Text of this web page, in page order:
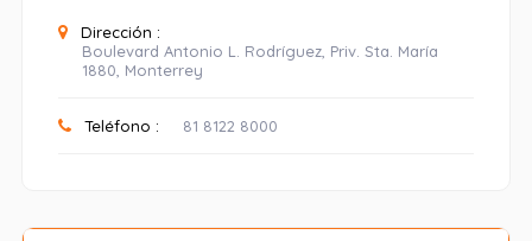
Dirección :
Boulevard Antonio L. Rodríguez, Priv. Sta. María
1880, Monterrey
Teléfono : 81 8122 8000